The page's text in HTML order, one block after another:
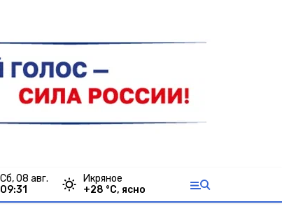
сб, 08 авг.
09:31
Икряное
+28 °С, ясно